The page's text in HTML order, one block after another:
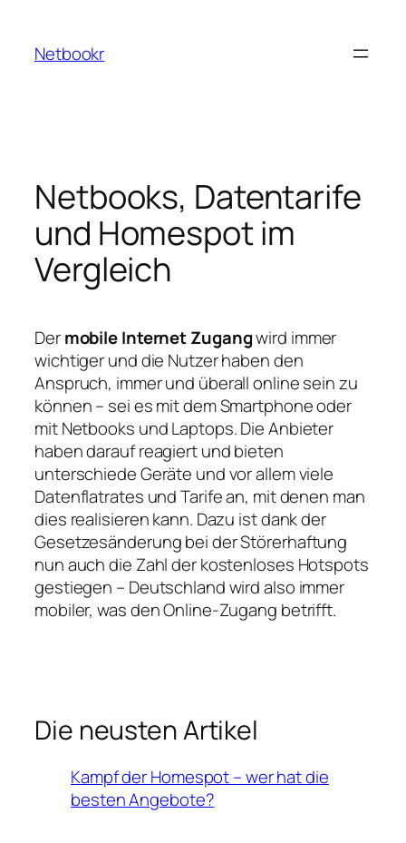
springen
Netbookr
Netbooks, Datentarife
und Homespot im
Vergleich
Dermobile Internet Zugangwird immer
wichtiger und die Nutzer haben den
Anspruch, immer und überall online sein zu
können – sei es mit dem Smartphone oder
mit Netbooks und Laptops. Die Anbieter
haben darauf reagiert und bieten
unterschiede Geräte und vor allem viele
Datenflatrates und Tarife an, mit denen man
dies realisieren kann. Dazu ist dank der
Gesetzesänderung bei der Störerhaftung
nun auch die Zahl der kostenloses Hotspots
gestiegen – Deutschland wird also immer
mobiler, was den Online-Zugang betrifft.
Die neusten Artikel
Kampf der Homespot – wer hat die
besten Angebote?